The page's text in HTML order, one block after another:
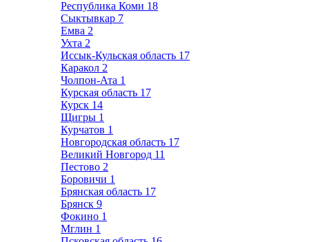
Республика Коми 18
Сыктывкар 7
Емва 2
Ухта 2
Иссык-Кульская область 17
Каракол 2
Чолпон-Ата 1
Курская область 17
Курск 14
Щигры 1
Курчатов 1
Новгородская область 17
Великий Новгород 11
Пестово 2
Боровичи 1
Брянская область 17
Брянск 9
Фокино 1
Мглин 1